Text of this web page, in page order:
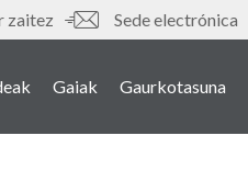
zaitez Sede electrónica
Gaiak Gaurkotasuna